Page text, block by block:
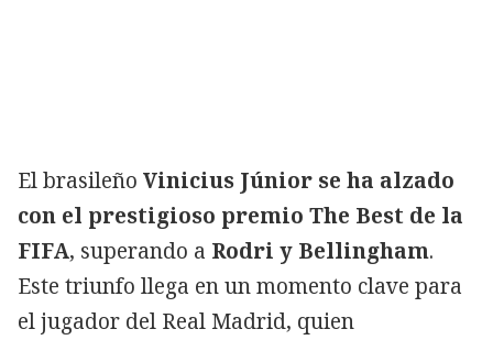
El brasileño Vinicius Júnior se ha alzado
con el prestigioso premio The Best de la
FIFA, superando a Rodri y Bellingham.
Este triunfo llega en un momento clave para
el jugador del Real Madrid, quien